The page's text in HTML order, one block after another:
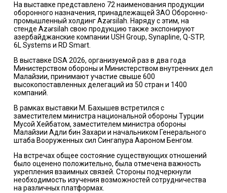
На выставке представлено 72 наименования продукции
оборонного назначения, принадлежащей ЗАО Оборонно-
промышленный холдинг Azərsilah. Наряду с этим, на
стенде Azərsilah свою продукцию также экспонируют
азербайджанские компании USH Group, Synapline, Q-STP,
6L Systems и RD Smart.
В выставке DSA 2026, организуемой раз в два года
Министерством обороны и Министерством внутренних дел
Малайзии, принимают участие свыше 600
высокопоставленных делегаций из 50 стран и 1400
компаний.
В рамках выставки М. Бахышев встретился с
заместителем министра национальной обороны Турции
Мусой Хейбатом, заместителем министра обороны
Малайзии Адли бин Захари и начальником Генерального
штаба Вооруженных сил Сингапура Аароном Бенгом.
На встречах общее состояние существующих отношений
было оценено положительно, была отмечена важность
укрепления взаимных связей. Стороны подчеркнули
необходимость изучения возможностей сотрудничества
на различных платформах.